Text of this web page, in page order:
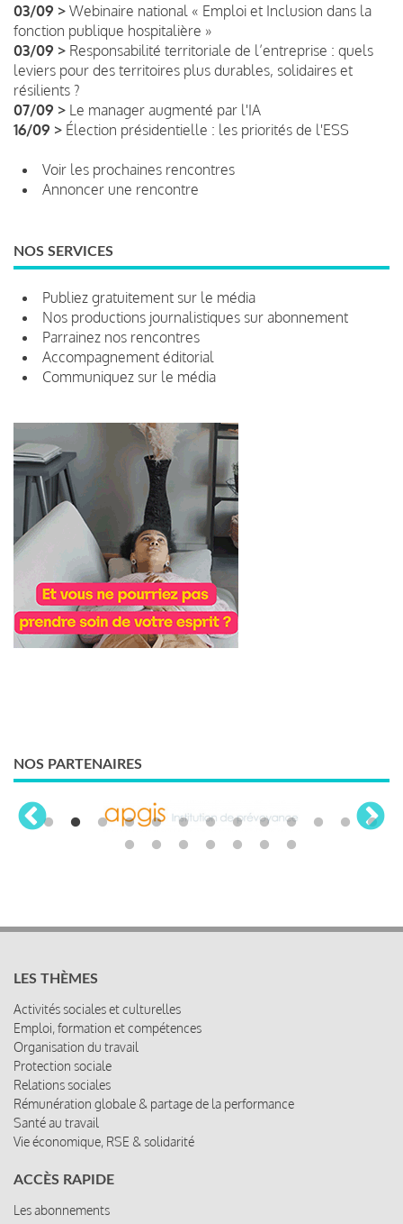
03/09 > Webinaire national « Emploi et Inclusion dans la
fonction publique hospitalière »
03/09 > Responsabilité territoriale de l’entreprise : quels
leviers pour des territoires plus durables, solidaires et
résilients ?
07/09 > Le manager augmenté par l'IA
16/09 > Élection présidentielle : les priorités de l'ESS
Voir les prochaines rencontres
Annoncer une rencontre
NOS SERVICES
Publiez gratuitement sur le média
Nos productions journalistiques sur abonnement
Parrainez nos rencontres
Accompagnement éditorial
Communiquez sur le média
NOS PARTENAIRES
LES THÈMES
Activités sociales et culturelles
Emploi, formation et compétences
Organisation du travail
Protection sociale
Relations sociales
Rémunération globale & partage de la performance
Santé au travail
Vie économique, RSE & solidarité
ACCÈS RAPIDE
Les abonnements